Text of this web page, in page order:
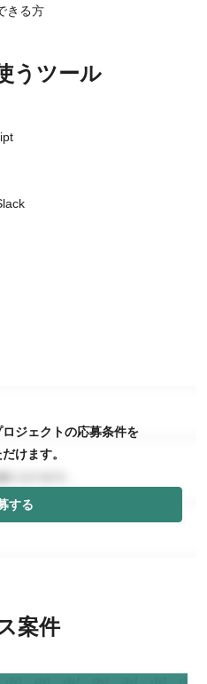
きる方
うツール
ジェクトの応募条件を
けます。
する
案件